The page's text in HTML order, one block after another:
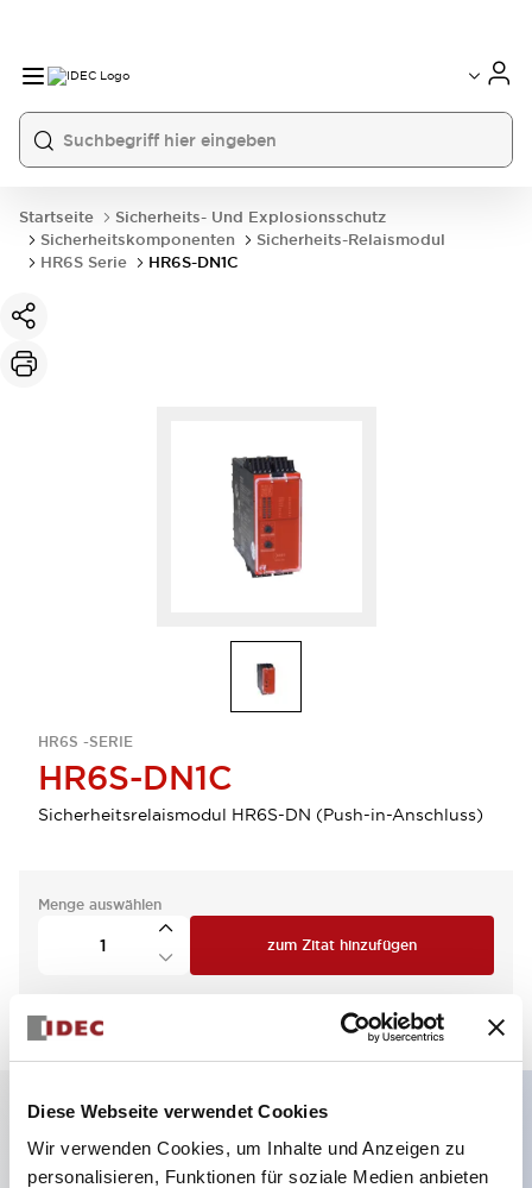
Diese Webseite verwendet Cookies
Wir verwenden Cookies, um Inhalte und Anzeigen zu
personalisieren, Funktionen für soziale Medien anbieten
Startseite
Sicherheits- Und Explosionsschutz
Sicherheitskomponenten
Sicherheits-Relaismodul
HR6S Serie
HR6S-DN1C
HR6S -SERIE
HR6S-DN1C
Sicherheitsrelaismodul HR6S-DN (Push-in-Anschluss)
Menge auswählen
zum Zitat hinzufügen
Hauptmerkmale